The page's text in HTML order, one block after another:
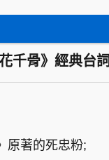
花千骨》經典台詞
原著的死忠粉;